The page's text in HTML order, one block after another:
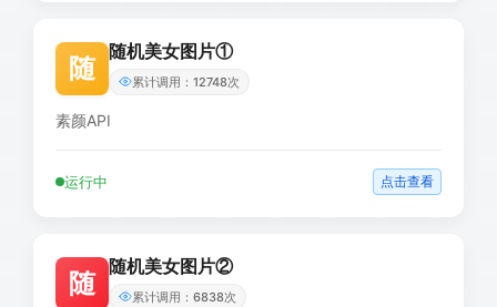
随
随机美女图片①
累计调用：12748次
素颜API
运行中 点击查看
随
随机美女图片②
累计调用：6838次